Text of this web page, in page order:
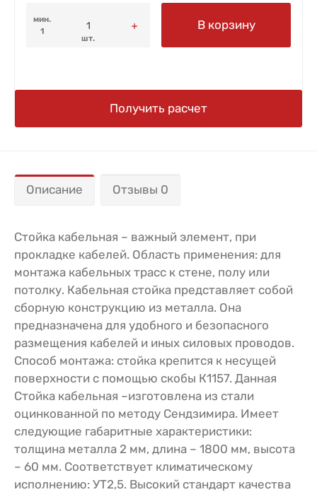
мин.
1
шт.
В корзину
Получить расчет
Описание Отзывы 0
Стойка кабельная – важный элемент, при
прокладке кабелей. Область применения: для
монтажа кабельных трасс к стене, полу или
потолку. Кабельная стойка представляет собой
сборную конструкцию из металла. Она
предназначена для удобного и безопасного
размещения кабелей и иных силовых проводов.
Способ монтажа: стойка крепится к несущей
поверхности с помощью скобы К1157. Данная
Стойка кабельная –изготовлена из стали
оцинкованной по методу Сендзимира. Имеет
следующие габаритные характеристики:
толщина металла 2 мм, длина – 1800 мм, высота
– 60 мм. Соответствует климатическому
исполнению: УТ2,5. Высокий стандарт качества